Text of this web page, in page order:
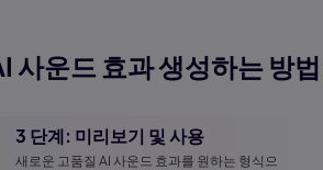
사운드 효과 생성하는 방법
3 단계: 미리보기 및 사용
새로운 고품질 AI 사운드 효과를 원하는 형식으